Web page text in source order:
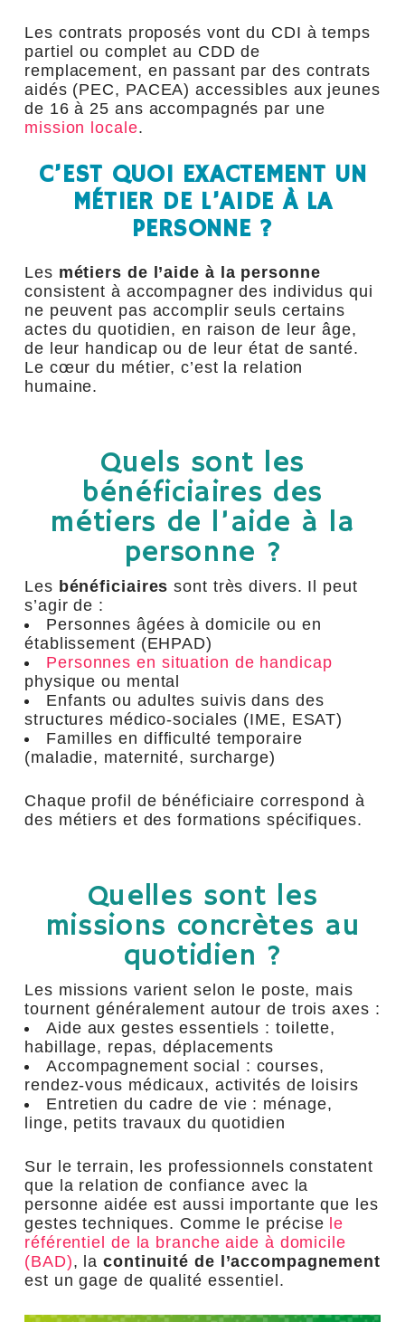
Les contrats proposés vont du CDI à temps
partiel ou complet au CDD de
remplacement, en passant par des contrats
aidés (PEC, PACEA) accessibles aux jeunes
de 16 à 25 ans accompagnés par une
mission locale.
C’EST QUOI EXACTEMENT UN
MÉTIER DE L’AIDE À LA
PERSONNE ?
Les métiers de l’aide à la personne
consistent à accompagner des individus qui
ne peuvent pas accomplir seuls certains
actes du quotidien, en raison de leur âge,
de leur handicap ou de leur état de santé.
Le cœur du métier, c’est la relation
humaine.
Quels sont les
bénéficiaires des
métiers de l’aide à la
personne ?
Les bénéficiaires sont très divers. Il peut
s’agir de :
Personnes âgées à domicile ou en
établissement (EHPAD)
Personnes en situation de handicap
physique ou mental
Enfants ou adultes suivis dans des
structures médico-sociales (IME, ESAT)
Familles en difficulté temporaire
(maladie, maternité, surcharge)
Chaque profil de bénéficiaire correspond à
des métiers et des formations spécifiques.
Quelles sont les
missions concrètes au
quotidien ?
Les missions varient selon le poste, mais
tournent généralement autour de trois axes :
Aide aux gestes essentiels : toilette,
habillage, repas, déplacements
Accompagnement social : courses,
rendez-vous médicaux, activités de loisirs
Entretien du cadre de vie : ménage,
linge, petits travaux du quotidien
Sur le terrain, les professionnels constatent
que la relation de confiance avec la
personne aidée est aussi importante que les
gestes techniques. Comme le précise le
référentiel de la branche aide à domicile
(BAD), la continuité de l’accompagnement
est un gage de qualité essentiel.